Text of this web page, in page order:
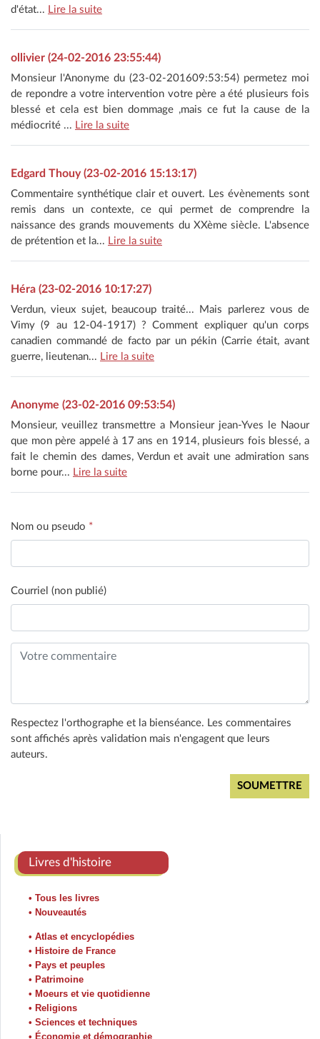
d'état... Lire la suite
ollivier (24-02-2016 23:55:44)
Monsieur l'Anonyme du (23-02-201609:53:54) permetez moi
de repondre a votre intervention votre père a été plusieurs fois
blessé et cela est bien dommage ,mais ce fut la cause de la
médiocrité ... Lire la suite
Edgard Thouy (23-02-2016 15:13:17)
Commentaire synthétique clair et ouvert. Les évènements sont
remis dans un contexte, ce qui permet de comprendre la
naissance des grands mouvements du XXème siècle. L'absence
de prétention et la... Lire la suite
Héra (23-02-2016 10:17:27)
Verdun, vieux sujet, beaucoup traité... Mais parlerez vous de
Vimy (9 au 12-04-1917) ? Comment expliquer qu'un corps
canadien commandé de facto par un pékin (Carrie était, avant
guerre, lieutenan... Lire la suite
Anonyme (23-02-2016 09:53:54)
Monsieur, veuillez transmettre a Monsieur jean-Yves le Naour
que mon père appelé à 17 ans en 1914, plusieurs fois blessé, a
fait le chemin des dames, Verdun et avait une admiration sans
borne pour... Lire la suite
Nom ou pseudo *
Courriel (non publié)
Respectez l'orthographe et la bienséance. Les commentaires
sont affichés après validation mais n'engagent que leurs
auteurs.
Livres d'histoire
• Tous les livres
• Nouveautés
• Atlas et encyclopédies
• Histoire de France
• Pays et peuples
• Patrimoine
• Moeurs et vie quotidienne
• Religions
• Sciences et techniques
• Économie et démographie